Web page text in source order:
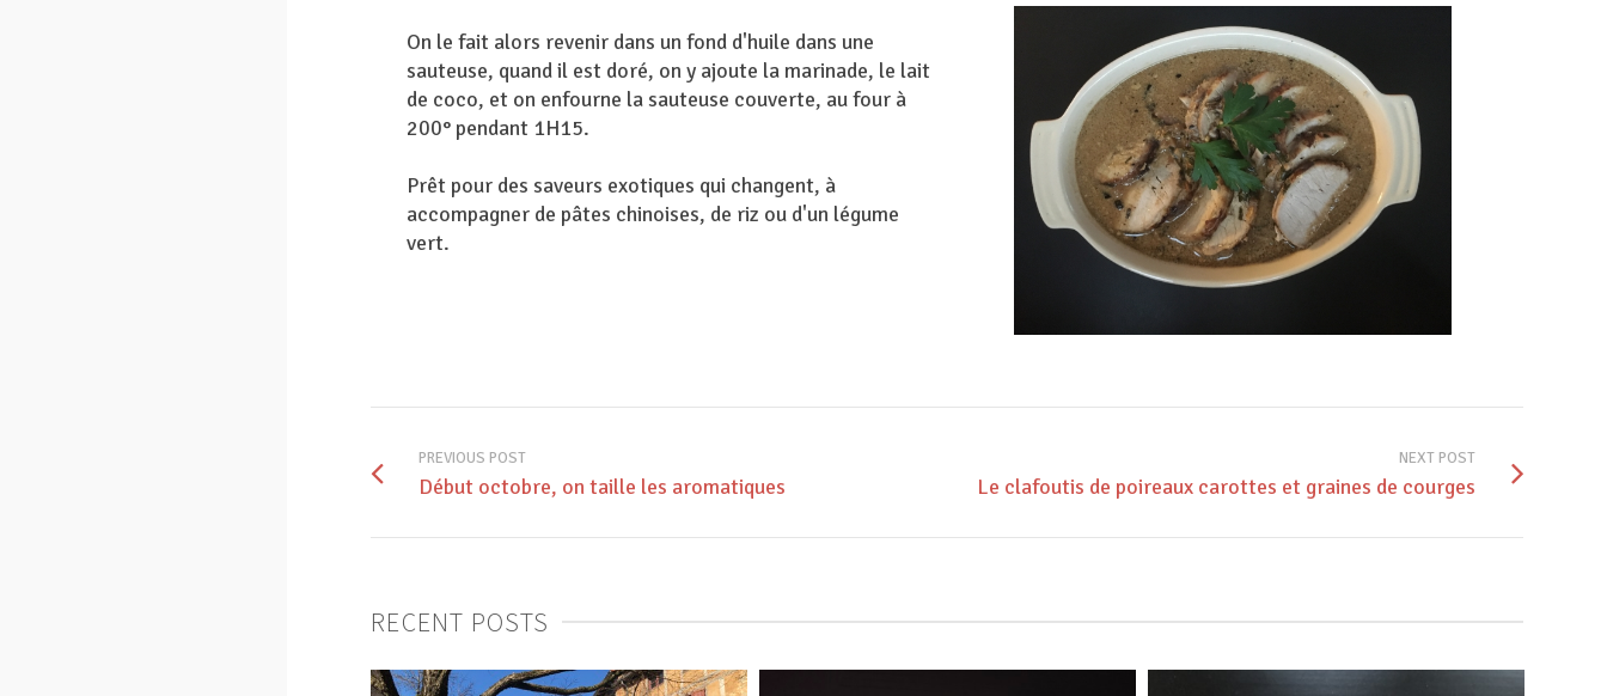
On le fait alors revenir dans un fond d'huile dans une
sauteuse, quand il est doré, on y ajoute la marinade, le lait
de coco, et on enfourne la sauteuse couverte, au four à
200° pendant 1H15.
Prêt pour des saveurs exotiques qui changent, à
accompagner de pâtes chinoises, de riz ou d'un légume
vert.
PREVIOUS POST
Début octobre, on taille les aromatiques
NEXT POST
Le clafoutis de poireaux carottes et graines de courges
RECENT POSTS